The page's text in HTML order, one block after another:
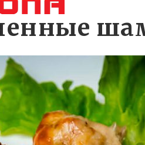
предложения на 1 персону
в тарталетках и в шоте
закуски (канапе)